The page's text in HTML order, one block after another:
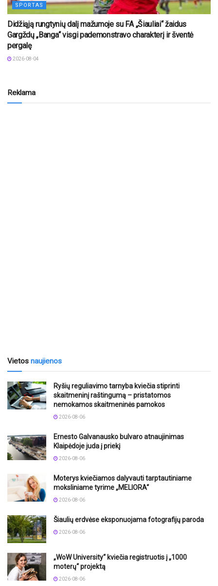
SPORTAS
Didžiąją rungtynių dalį mažumoje su FA „Šiauliai“ žaidus
Gargždų „Banga“ visgi pademonstravo charakterį ir šventė
pergalę
2026-08-04
Reklama
Vietos naujienos
Ryšių reguliavimo tarnyba kviečia stiprinti
skaitmeninį raštingumą – pristatomos
nemokamos skaitmeninės pamokos
2026-08-06
Ernesto Galvanausko bulvaro atnaujinimas
Klaipėdoje juda į priekį
2026-08-06
Moterys kviečiamos dalyvauti tarptautiniame
moksliniame tyrime „MELIORA“
2026-08-06
Šiaulių erdvėse eksponuojama fotografijų paroda
2026-08-06
„WoW University“ kviečia registruotis į „1000
moterų“ projektą
2026-08-06